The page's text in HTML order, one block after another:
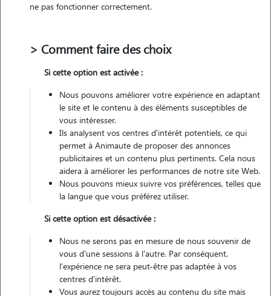
Véhiculé
Gardes réalisées
Contacter
L'envoi d'une demande est sans engagement
ne pas fonctionner correctement.
> Comment faire des choix
Si cette option est activée :
Nous pouvons améliorer votre expérience en adaptant
le site et le contenu à des éléments susceptibles de
vous intéresser.
Ils analysent vos centres d'intérêt potentiels, ce qui
permet à Animaute de proposer des annonces
publicitaires et un contenu plus pertinents. Cela nous
aidera à améliorer les performances de notre site Web.
Nous pouvons mieux suivre vos préférences, telles que
la langue que vous préférez utiliser.
Si cette option est désactivée :
Nous ne serons pas en mesure de nous souvenir de
vous d'une sessions à l'autre. Par conséquent,
l'expérience ne sera peut-être pas adaptée à vos
centres d'intérêt.
Vous aurez toujours accès au contenu du site mais